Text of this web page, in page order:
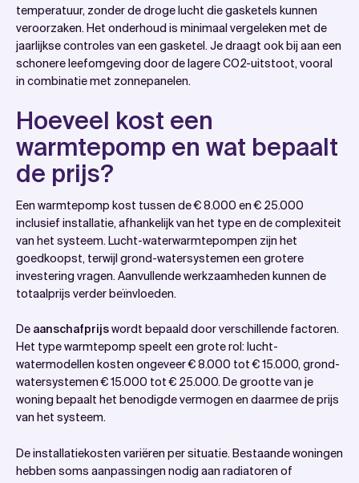
temperatuur, zonder de droge lucht die gasketels kunnen
veroorzaken. Het onderhoud is minimaal vergeleken met de
jaarlijkse controles van een gasketel. Je draagt ook bij aan een
schonere leefomgeving door de lagere CO2-uitstoot, vooral
in combinatie met zonnepanelen.
Hoeveel kost een
warmtepomp en wat bepaalt
de prijs?
Een warmtepomp kost tussen de € 8.000 en € 25.000
inclusief installatie, afhankelijk van het type en de complexiteit
van het systeem. Lucht-waterwarmtepompen zijn het
goedkoopst, terwijl grond-watersystemen een grotere
investering vragen. Aanvullende werkzaamheden kunnen de
totaalprijs verder beïnvloeden.
De aanschafprijswordt bepaald door verschillende factoren.
Het type warmtepomp speelt een grote rol: lucht-
watermodellen kosten ongeveer € 8.000 tot € 15.000, grond-
watersystemen € 15.000 tot € 25.000. De grootte van je
woning bepaalt het benodigde vermogen en daarmee de prijs
van het systeem.
De installatiekosten variëren per situatie. Bestaande woningen
hebben soms aanpassingen nodig aan radiatoren of